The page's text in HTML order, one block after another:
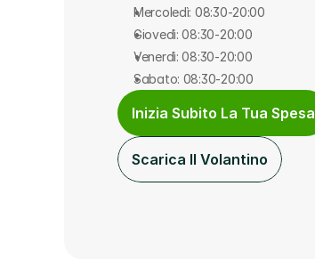
Mercoledì: 08:30-20:00
Giovedì: 08:30-20:00
Venerdì: 08:30-20:00
Sabato: 08:30-20:00
Inizia Subito La Tua Spesa
Scarica Il Volantino